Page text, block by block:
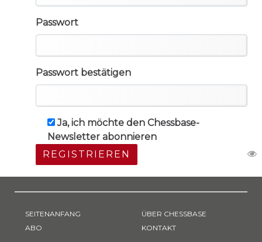
Passwort
Passwort bestätigen
Ja, ich möchte den Chessbase-
Newsletter abonnieren
REGISTRIEREN
SEITENANFANG
ABO
ÜBER CHESSBASE
KONTAKT